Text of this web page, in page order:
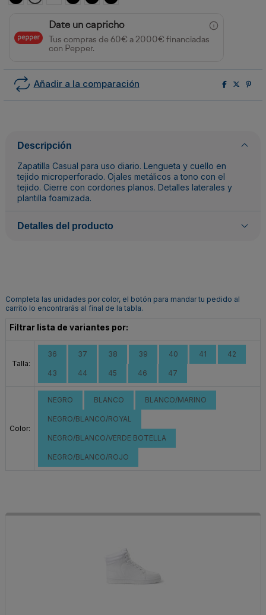
Date un capricho
Tus compras de 60€ a 2000€ financiadas
con Pepper.
Añadir a la comparación
Descripción
Zapatilla Casual para uso diario. Lengueta y cuello en
tejido microperforado. Ojales metálicos a tono con el
tejido. Cierre con cordones planos. Detalles laterales y
plantilla foamizada.
Detalles del producto
Completa las unidades por color, el botón para mandar tu pedido al
carrito lo encontrarás al final de la tabla.
Filtrar lista de variantes por:
Talla:
36 37 38 39 40 41 42
43 44 45 46 47
Color:
NEGRO BLANCO BLANCO/MARINO
NEGRO/BLANCO/ROYAL
NEGRO/BLANCO/VERDE BOTELLA
NEGRO/BLANCO/ROJO